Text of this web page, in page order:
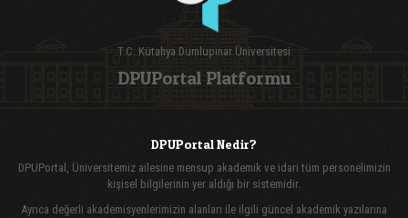
T.C. Kütahya Dumlupınar Üniversitesi
DPUPortal Platformu
DPUPortal Nedir?
DPUPortal, Üniversitemiz ailesine mensup akademik ve idari tüm personelimizin
kişisel bilgilerinin yer aldığı bir sistemidir.
Ayrıca değerli akademisyenlerimizin alanları ile ilgili güncel akademik yazılarına